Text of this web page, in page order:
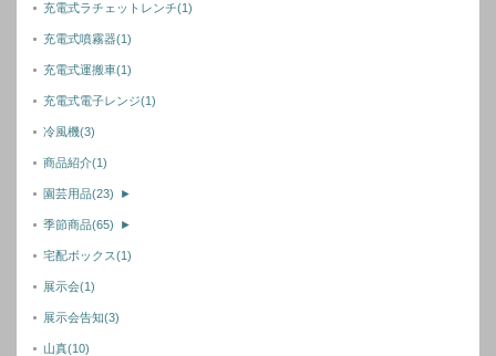
充電式ラチェットレンチ(1)
充電式噴霧器(1)
充電式運搬車(1)
充電式電子レンジ(1)
冷風機(3)
商品紹介(1)
園芸用品(23) ►
季節商品(65) ►
宅配ボックス(1)
展示会(1)
展示会告知(3)
山真(10)